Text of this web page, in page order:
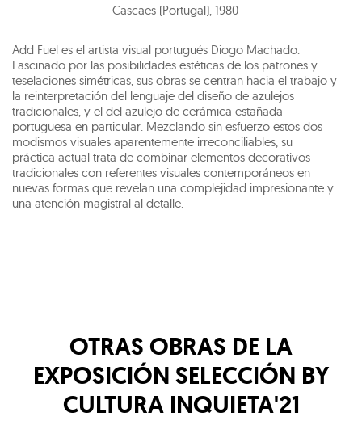
Cascaes (Portugal), 1980
Add Fuel es el artista visual portugués Diogo Machado.
Fascinado por las posibilidades estéticas de los patrones y
teselaciones simétricas, sus obras se centran hacia el trabajo y
la reinterpretación del lenguaje del diseño de azulejos
tradicionales, y el del azulejo de cerámica estañada
portuguesa en particular. Mezclando sin esfuerzo estos dos
modismos visuales aparentemente irreconciliables, su
práctica actual trata de combinar elementos decorativos
tradicionales con referentes visuales contemporáneos en
nuevas formas que revelan una complejidad impresionante y
una atención magistral al detalle.
OTRAS OBRAS DE LA
EXPOSICIÓN SELECCIÓN BY
CULTURA INQUIETA'21